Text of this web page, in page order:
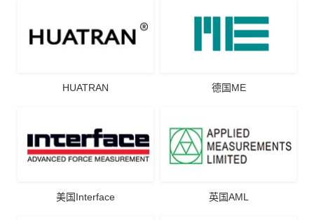
HUATRAN 德国ME
美国Interface 英国AML